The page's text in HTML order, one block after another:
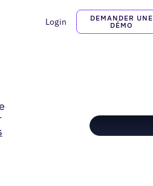
Login
DEMANDER UNE
DÉMO